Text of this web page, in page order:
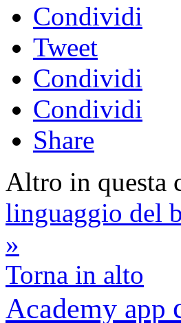
Condividi
Tweet
Condividi
Condividi
Share
Altro in questa
linguaggio del
»
Torna in alto
Academy app